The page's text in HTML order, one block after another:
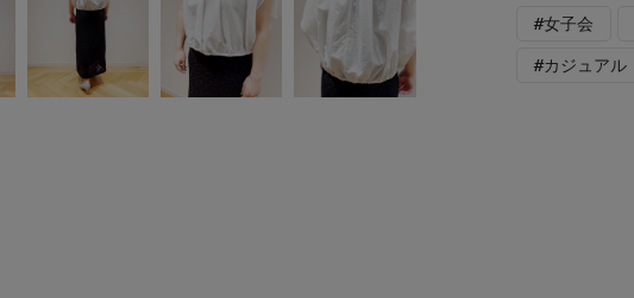
#女子会
#カジュアル